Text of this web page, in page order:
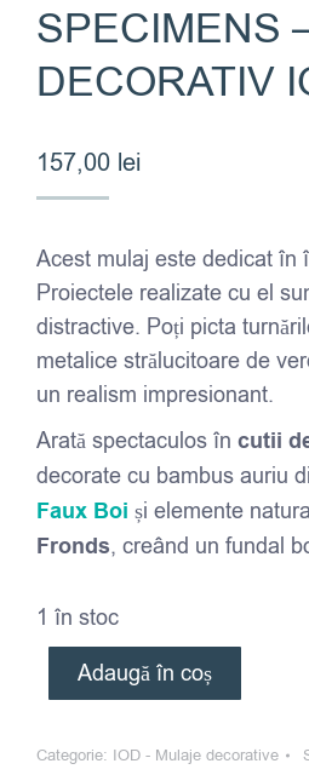
SPECIMENS
DECORATIV
157,00 lei
Acest mulaj este dedicat în
Proiectele realizate cu el
distractive. Poți picta
metalice strălucitoare de
un realism impresionant.
Arată spectaculos în cutii
decorate cu bambus auriu
Faux Boi și elemente
Fronds, creând un fundal
1 în stoc
Adaugă în coș
Categorie: IOD - Mulaje decorative